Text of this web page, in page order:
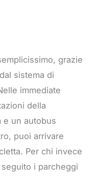
grazie
sistema di
immediate
della
e un autobus
puoi arrivare
Per chi invece
i parcheggi